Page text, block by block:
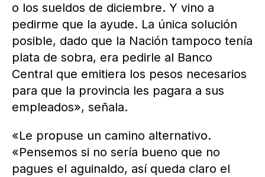
o los sueldos de diciembre. Y vino a
pedirme que la ayude. La única solución
posible, dado que la Nación tampoco tenía
plata de sobra, era pedirle al Banco
Central que emitiera los pesos necesarios
para que la provincia les pagara a sus
empleados», señala.
«Le propuse un camino alternativo.
«Pensemos si no sería bueno que no
pagues el aguinaldo, así queda claro el